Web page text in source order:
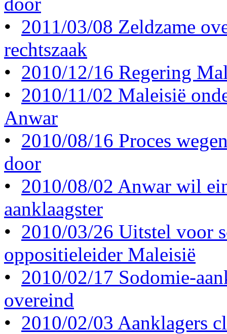
• 2011/03/08 Zeldzame
rechtszaak
• 2010/12/16 Regering
• 2010/11/02 Maleisië
Anwar
• 2010/08/16 Proces
door
• 2010/08/02 Anwar wil
aanklaagster
• 2010/03/26 Uitstel voor
oppositieleider Maleisië
• 2010/02/17 Sodomie-
overeind
• 2010/02/03 Aanklagers